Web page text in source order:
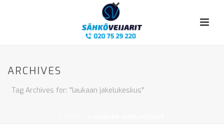
ARCHIVES
Tag Archives for: "laukaan jakelukeskus"